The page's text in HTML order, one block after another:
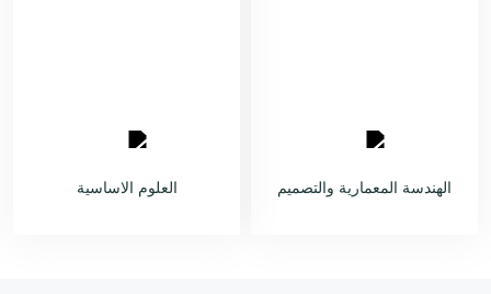
الهندسة المعمارية والتصميم العلوم الاساسية